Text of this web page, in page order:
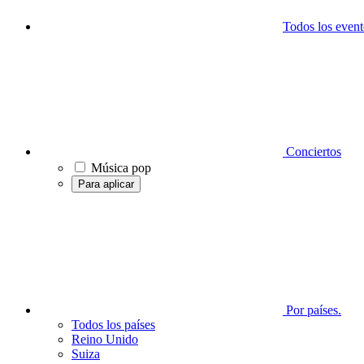
Todos los
Conciertos
Música pop
Para aplicar
Por países.
Todos los países
Reino Unido
Suiza